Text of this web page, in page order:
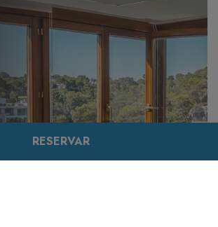
RESERVAR